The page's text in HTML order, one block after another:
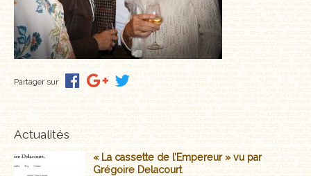
BIOGRAPHIES
MÉMOIRES, RÉCITS
POLARS ET THRILLERS
POÉSIE
Partager sur
Actualités
« La cassette de l’Empereur » vu par
Grégoire Delacourt